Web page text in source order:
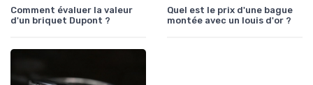
Comment évaluer la valeur
d'un briquet Dupont ?
Quel est le prix d'une bague
montée avec un louis d'or ?